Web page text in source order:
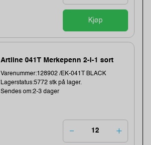
Kjøp
Artline 041T Merkepenn 2-i-1 sort
Varenummer:128902 /EK-041T BLACK
Lagerstatus:5772 stk på lager.
Sendes om:2-3 dager